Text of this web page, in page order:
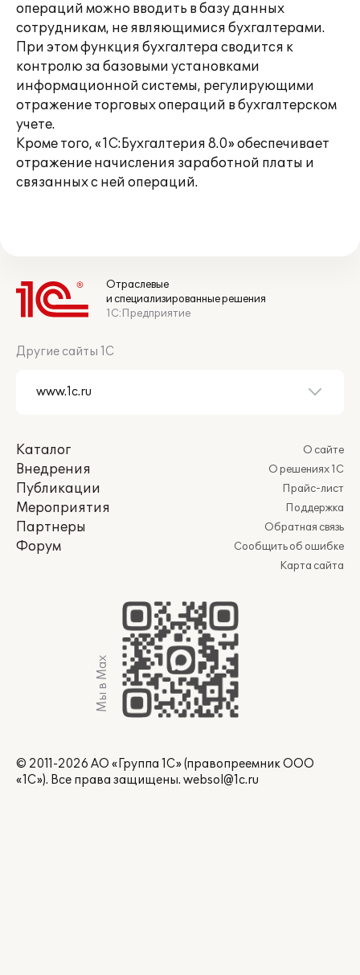
операций можно вводить в базу данных
сотрудникам, не являющимися бухгалтерами.
При этом функция бухгалтера сводится к
контролю за базовыми установками
информационной системы, регулирующими
отражение торговых операций в бухгалтерском
учете.
Кроме того, «1С:Бухгалтерия 8.0» обеспечивает
отражение начисления заработной платы и
связанных с ней операций.
Отраслевые
и специализированные решения
1С:Предприятие
Другие сайты 1С
Каталог
Внедрения
Публикации
Мероприятия
Партнеры
Форум
О сайте
О решениях 1С
Прайс-лист
Поддержка
Обратная связь
Сообщить об ошибке
Карта сайта
Мы в Max
© 2011-2026 АО «Группа 1С» (правопреемник ООО
«1С»). Все права защищены. websol@1c.ru